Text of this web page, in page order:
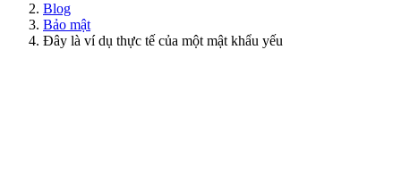
Blog
Bảo mật
Đây là ví dụ thực tế của một mật khẩu yếu